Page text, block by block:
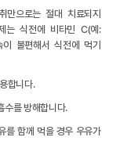
만으로는 절대 치료되지
는 식전에 비타민 C(예:
불편해서 식전에 먹기
합니다.
수를 방해합니다.
를 함께 먹을 경우 우유가